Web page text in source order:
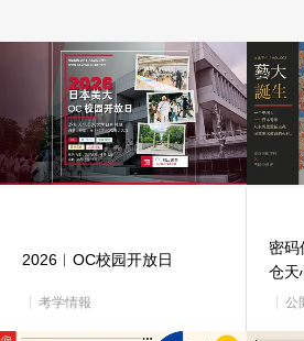
2026︱OC校园开放日
考学情報
密码
仓天
公